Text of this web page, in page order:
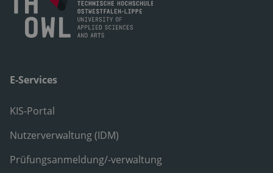
E-Services
KIS-Portal
Nutzerverwaltung (IDM)
Prüfungsanmeldung/-verwaltung